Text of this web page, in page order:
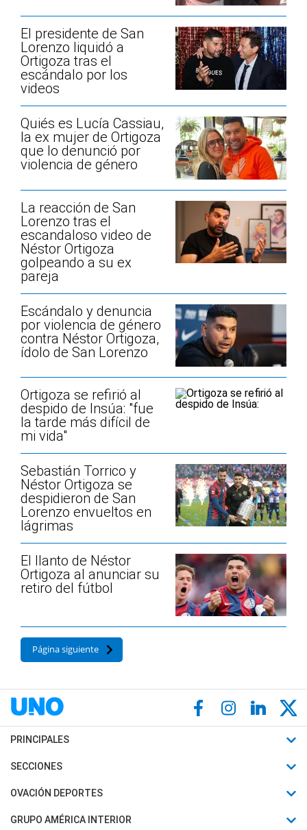
El presidente de San
Lorenzo liquidó a
Ortigoza tras el
escándalo por los
videos
Quiés es Lucía Cassiau,
la ex mujer de Ortigoza
que lo denunció por
violencia de género
La reacción de San
Lorenzo tras el
escandaloso video de
Néstor Ortigoza
golpeando a su ex
pareja
Escándalo y denuncia
por violencia de género
contra Néstor Ortigoza,
ídolo de San Lorenzo
Ortigoza se refirió al
despido de Insúa: "fue
la tarde más difícil de
mi vida"
Sebastián Torrico y
Néstor Ortigoza se
despidieron de San
Lorenzo envueltos en
lágrimas
El llanto de Néstor
Ortigoza al anunciar su
retiro del fútbol
Página siguiente
PRINCIPALES
Últimas Noticias
Política
SECCIONES
Horóscopo
Motores
OVACIÓN DEPORTES
Fútbol
GRUPO AMÉRICA INTERIOR